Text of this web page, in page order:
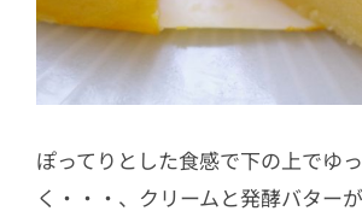
ぽってりとした食感で下の上でゆ
く・・・、クリームと発酵バター